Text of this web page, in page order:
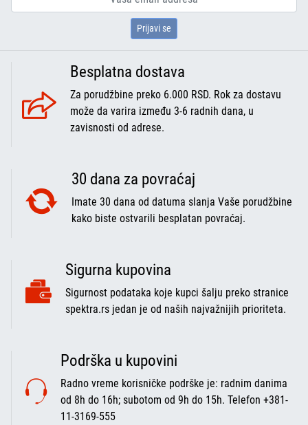
Prijavi se
Besplatna dostava
Za porudžbine preko 6.000 RSD. Rok za dostavu
može da varira između 3-6 radnih dana, u
zavisnosti od adrese.
30 dana za povraćaj
Imate 30 dana od datuma slanja Vaše porudžbine
kako biste ostvarili besplatan povraćaj.
Sigurna kupovina
Sigurnost podataka koje kupci šalju preko stranice
spektra.rs jedan je od naših najvažnijih prioriteta.
Podrška u kupovini
Radno vreme korisničke podrške je: radnim danima
od 8h do 16h; subotom od 9h do 15h. Telefon +381-
11-3169-555